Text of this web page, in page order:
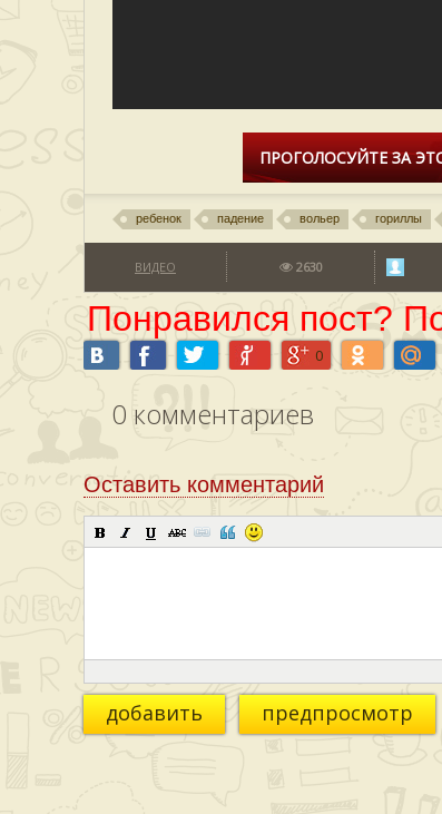
ПРОГОЛОСУЙТЕ ЗА
ребенок падение вольер гориллы
ВИДЕО 2630
Понравился пост?
0
0 комментариев
Оставить комментарий
добавить предпросмотр